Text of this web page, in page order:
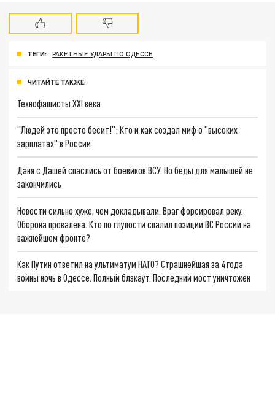
ТЕГИ: РАКЕТНЫЕ УДАРЫ ПО ОДЕССЕ
ЧИТАЙТЕ ТАКЖЕ:
Технофашисты XXI века
"Людей это просто бесит!": Кто и как создал миф о "высоких
зарплатах" в России
Даня с Дашей спаслись от боевиков ВСУ. Но беды для малышей не
закончились
Новости сильно хуже, чем докладывали. Враг форсировал реку.
Оборона провалена. Кто по глупости спалил позиции ВС России на
важнейшем фронте?
Как Путин ответил на ультиматум НАТО? Страшнейшая за 4 года
войны ночь в Одессе. Полный блэкаут. Последний мост уничтожен